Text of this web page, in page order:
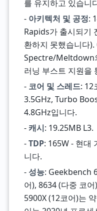
를 유지하고 있습니
- 아키텍처 및 공정:
Rapids가 출시되기
환하지 못했습니다
Spectre/Meltdown
러닝 부스트 지원을
- 코어 및 스레드: 12
3.5GHz, Turbo
4.8GHz입니다.
-캐시: 19.25MB L3.
-TDP: 165W - 현대
니다.
- 성능: Geekbench
어), 8634 (다중 코
5900X (12코어)는